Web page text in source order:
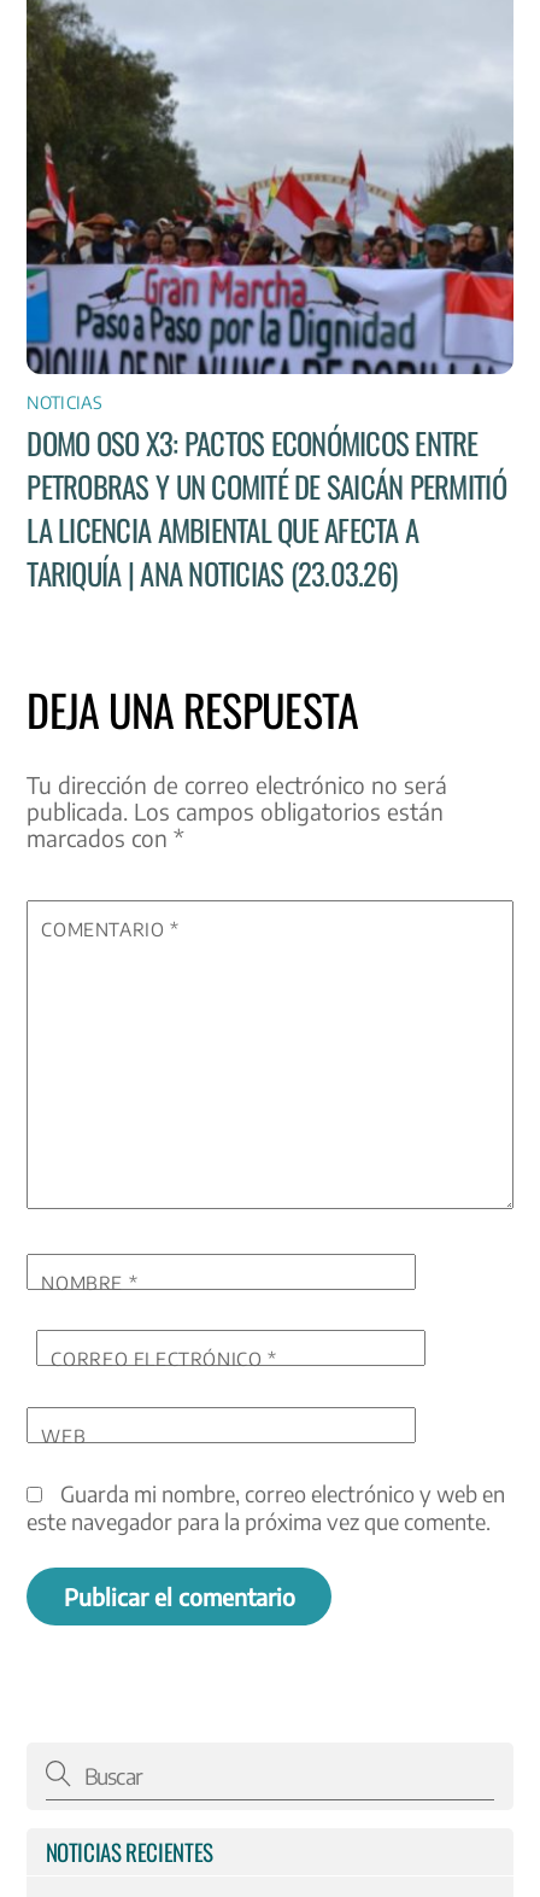
NOTICIAS
DOMO OSO X3: PACTOS ECONÓMICOS ENTRE
PETROBRAS Y UN COMITÉ DE SAICÁN PERMITIÓ
LA LICENCIA AMBIENTAL QUE AFECTA A
TARIQUÍA | ANA NOTICIAS (23.03.26)
DEJA UNA RESPUESTA
Tu dirección de correo electrónico no será
publicada. Los campos obligatorios están
marcados con*
COMENTARIO*
NOMBRE *
CORREO ELECTRÓNICO*
WEB
Guarda mi nombre, correo electrónico y web en
este navegador para la próxima vez que comente.
NOTICIAS RECIENTES